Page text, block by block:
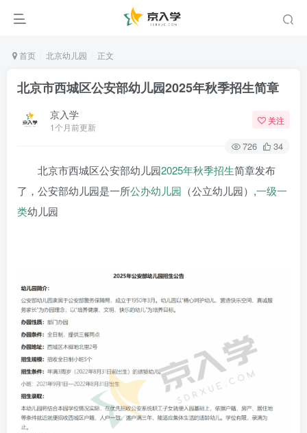
首页 北京幼儿园 正文
北京市西城区公安部幼儿园2025年秋季招生简章
京入学
1个月前更新
关注
726 34
北京市西城区公安部幼儿园2025年秋季招生简章发布
了，公安部幼儿园是一所公办幼儿园 （公立幼儿园）,一级一
类幼儿园